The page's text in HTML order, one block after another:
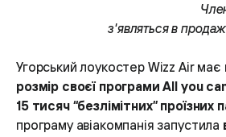
з'являться в
Угорський лоукостер Wizz Air має
розмір своєї програми All you
15 тисяч “безлімітних”
програму авіакомпанія запустила